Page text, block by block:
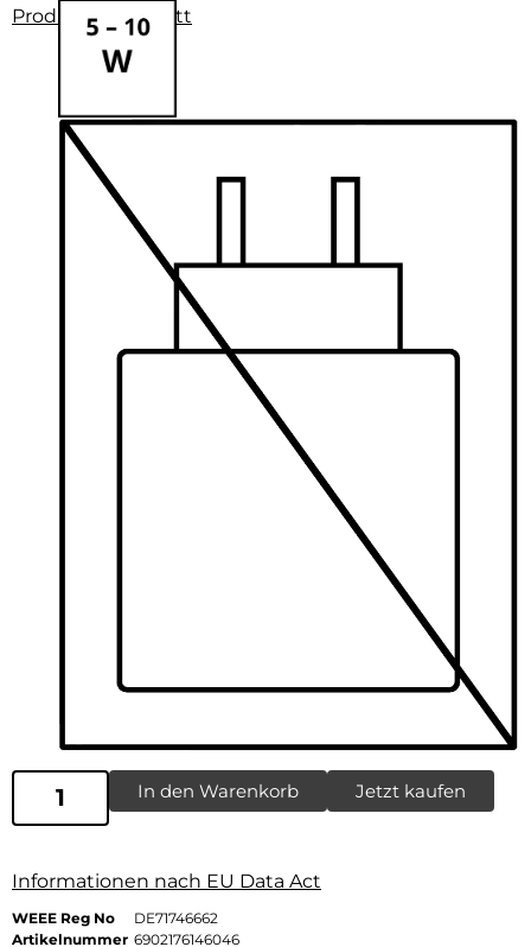
Produktdatenblatt
In den Warenkorb Jetzt kaufen
Informationen nach EU Data Act
WEEE Reg No
DE71746662
Artikelnummer 6902176146046